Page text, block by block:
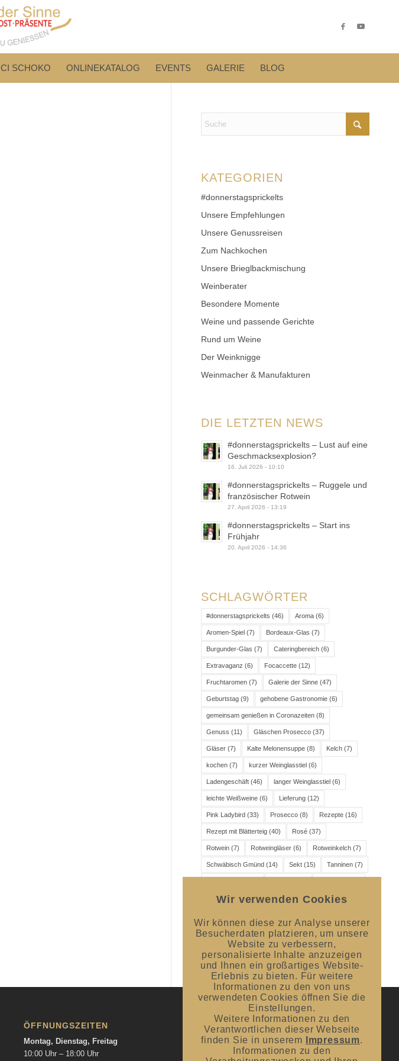
CI SCHOKO ONLINEKATALOG EVENTS GALERIE BLOG
KATEGORIEN
#donnerstagsprickelts
Unsere Empfehlungen
Unsere Genussreisen
Zum Nachkochen
Unsere Brieglbackmischung
Weinberater
Besondere Momente
Weine und passende Gerichte
Rund um Weine
Der Weinknigge
Weinmacher & Manufakturen
DIE LETZTEN NEWS
#donnerstagsprickelts – Lust auf eine
Geschmacksexplosion?
16. Juli 2026 - 10:10
#donnerstagsprickelts – Ruggele und
französischer Rotwein
27. April 2026 - 13:19
#donnerstagsprickelts – Start ins
Frühjahr
20. April 2026 - 14:36
SCHLAGWÖRTER
#donnerstagsprickelts (46) Aroma (6)
Aromen-Spiel (7) Bordeaux-Glas (7)
Burgunder-Glas (7) Cateringbereich (6)
Extravaganz (6) Focaccette (12)
Fruchtaromen (7) Galerie der Sinne (47)
Geburtstag (9) gehobene Gastronomie (6)
gemeinsam genießen in Coronazeiten (8)
Genuss (11) Gläschen Prosecco (37)
Gläser (7) Kalte Melonensuppe (8) Kelch (7)
kochen (7) kurzer Weinglasstiel (6)
Ladengeschäft (46) langer Weinglasstiel (6)
leichte Weißweine (6) Lieferung (12)
Pink Ladybird (33) Prosecco (8) Rezepte (16)
Rezept mit Blätterteig (40) Rosé (37)
Rotwein (7) Rotweingläser (6) Rotweinkelch (7)
Schwäbisch Gmünd (14) Sekt (15) Tanninen (7)
Wein(16) Weincharaktere(6) Weingenuss
Weißweinkelch(7)
ÖFFNUNGSZEITEN
Montag, Dienstag, Freitag
10:00 Uhr – 18:00 Uhr
UNSER BLOG
#donnerstagsprickelts – Lust auf eine
Geschmacksexplosion?
Wir verwenden Cookies
Wir können diese zur Analyse unserer
Besucherdaten platzieren, um unsere
Website zu verbessern,
personalisierte Inhalte anzuzeigen
und Ihnen ein großartiges Website-
Erlebnis zu bieten. Für weitere
Informationen zu den von uns
verwendeten Cookies öffnen Sie die
Einstellungen.
Weitere Informationen zu den
Verantwortlichen dieser Webseite
finden Sie in unserem
Impressum.
Informationen zu den